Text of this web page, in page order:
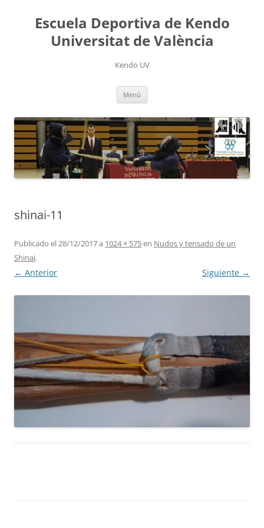
contenidoEscuela Deportiva de Kendo
Universitat de València
Kendo UV
Menú
shinai-11
Publicado el28/12/2017a 1024 × 575en Nudos y tensado de un
Shinai.
← Anterior Siguiente →